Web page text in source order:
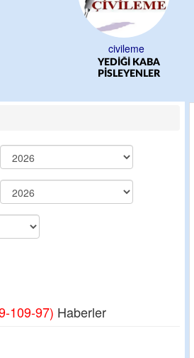
civileme
YEDİĞİ KABA
PİSLEYENLER
109-97) Haberler